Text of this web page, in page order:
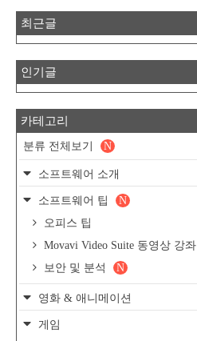
최근글
인기글
카테고리
분류 전체보기 N
소프트웨어 소개
소프트웨어 팁
N
오피스 팁
Movavi Video Suite 동영상 강좌
보안 및 분석
N
영화 & 애니메이션
게임